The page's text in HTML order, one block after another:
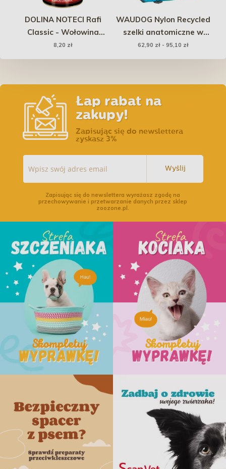
DOLINA NOTECI Rafi
Classic - Wołowina
1240g
8,20 zł
WAUDOG Nylon Recycled
szelki anatomiczne w
kształcie litery H z QR-
paszportem gradient
62,90 zł - 95,10 zł
Łap rabat na
zakupy!
Zapisując się do newslettera
zyskasz 3%
Wyślij
Zapisując się do newslettera wyrażasz zgodę na
przechowywanie i przetwarzanie danych przez sklep
zoozone.pl.